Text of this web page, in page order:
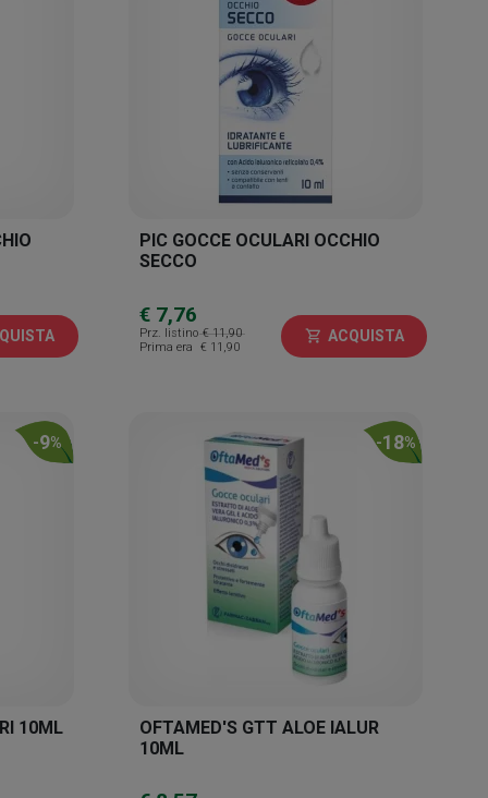
PIC GOCCE OCULARI OCCHIO
SECCO
€ 7,76
Prz. listino € 11,90
Prima era
€ 11,90
shopping_cart ACQUISTA
-9%
10ML
-18%
OFTAMED'S GTT ALOE IALUR
10ML